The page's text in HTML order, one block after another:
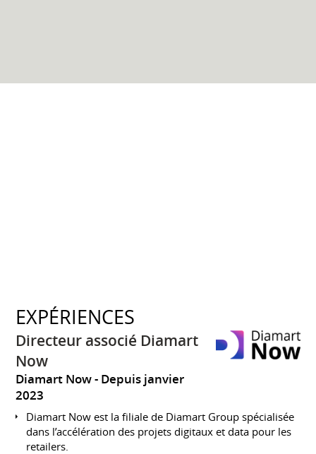
EXPÉRIENCES
Directeur associé Diamart
Now
Diamart Now
Depuis janvier
2023
Diamart Now est la filiale de Diamart Group spécialisée
dans l’accélération des projets digitaux et data pour les
retailers.